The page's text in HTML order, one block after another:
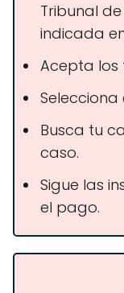
Tribunal
indicada
Acepta los
Busca tu
caso.
Sigue las
el pago.